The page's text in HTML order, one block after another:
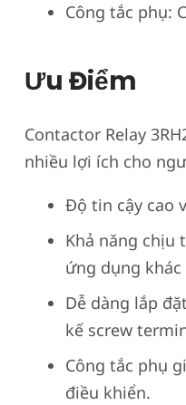
Công tắc phụ:
Ưu Điểm
Contactor Relay
nhiều lợi ích cho
Độ tin cậy cao
Khả năng chịu
ứng dụng khác
Dễ dàng lắp
kế screw
Công tắc phụ
điều khiển.